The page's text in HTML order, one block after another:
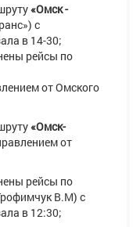
«Омск -
с
в 14-30;
рейсы по
от Омского
«Омск-
от
рейсы по
В.М) с
в 12:30;